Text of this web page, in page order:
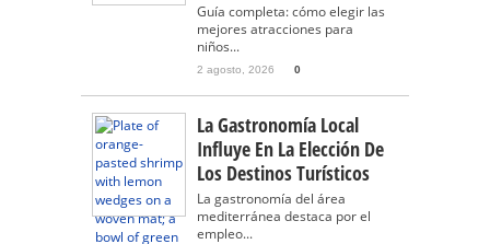
Guía completa: cómo elegir las
mejores atracciones para
niños...
2 agosto, 2026 0
La Gastronomía Local
Influye En La Elección De
Los Destinos Turísticos
La gastronomía del área
mediterránea destaca por el
empleo...